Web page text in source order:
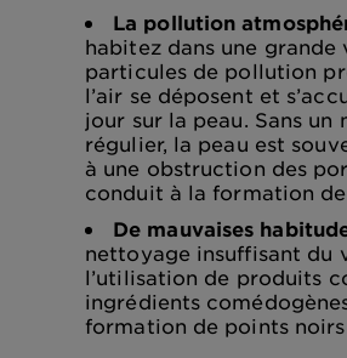
La pollution
habitez dans une grande
particules de pollution
l’air se déposent et
jour sur la peau. Sans un
régulier, la peau est
à une obstruction des
conduit à la formation
De mauvaises
nettoyage insuffisant du
l’utilisation de produits
ingrédients
formation de points noirs